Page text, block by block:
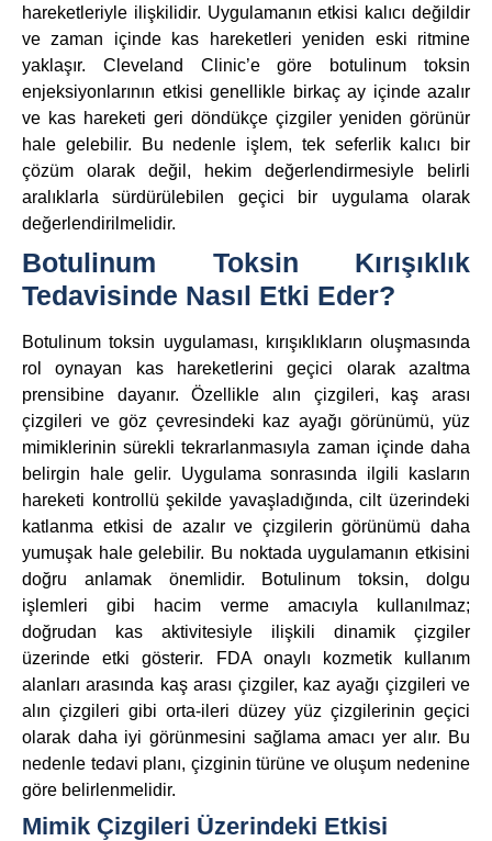
hareketleriyle ilişkilidir. Uygulamanın etkisi kalıcı değildir
ve zaman içinde kas hareketleri yeniden eski ritmine
yaklaşır. Cleveland Clinic’e göre botulinum toksin
enjeksiyonlarının etkisi genellikle birkaç ay içinde azalır
ve kas hareketi geri döndükçe çizgiler yeniden görünür
hale gelebilir. Bu nedenle işlem, tek seferlik kalıcı bir
çözüm olarak değil, hekim değerlendirmesiyle belirli
aralıklarla sürdürülebilen geçici bir uygulama olarak
değerlendirilmelidir.
Botulinum Toksin Kırışıklık
Tedavisinde Nasıl Etki Eder?
Botulinum toksin uygulaması, kırışıklıkların oluşmasında
rol oynayan kas hareketlerini geçici olarak azaltma
prensibine dayanır. Özellikle alın çizgileri, kaş arası
çizgileri ve göz çevresindeki kaz ayağı görünümü, yüz
mimiklerinin sürekli tekrarlanmasıyla zaman içinde daha
belirgin hale gelir. Uygulama sonrasında ilgili kasların
hareketi kontrollü şekilde yavaşladığında, cilt üzerindeki
katlanma etkisi de azalır ve çizgilerin görünümü daha
yumuşak hale gelebilir. Bu noktada uygulamanın etkisini
doğru anlamak önemlidir. Botulinum toksin, dolgu
işlemleri gibi hacim verme amacıyla kullanılmaz;
doğrudan kas aktivitesiyle ilişkili dinamik çizgiler
üzerinde etki gösterir. FDA onaylı kozmetik kullanım
alanları arasında kaş arası çizgiler, kaz ayağı çizgileri ve
alın çizgileri gibi orta-ileri düzey yüz çizgilerinin geçici
olarak daha iyi görünmesini sağlama amacı yer alır. Bu
nedenle tedavi planı, çizginin türüne ve oluşum nedenine
göre belirlenmelidir.
Mimik Çizgileri Üzerindeki Etkisi